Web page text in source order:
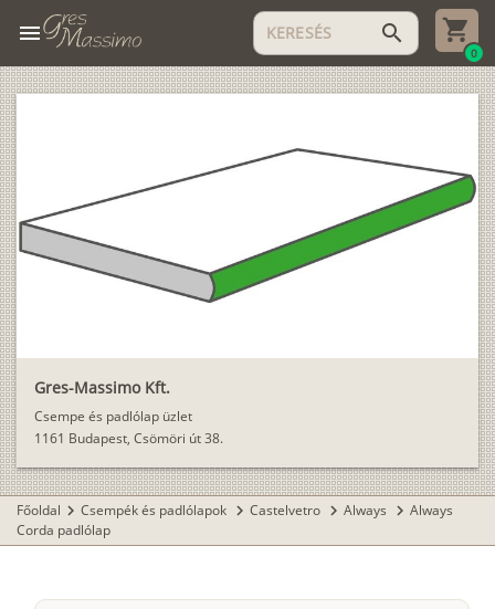
menu search
0
Gres-Massimo Kft.
Csempe és padlólap üzlet
1161 Budapest, Csömöri út 38.
Főoldal chevron_right Csempék és padlólapok chevron_right Castelvetro chevron_right Always chevron_right Always
Corda padlólap